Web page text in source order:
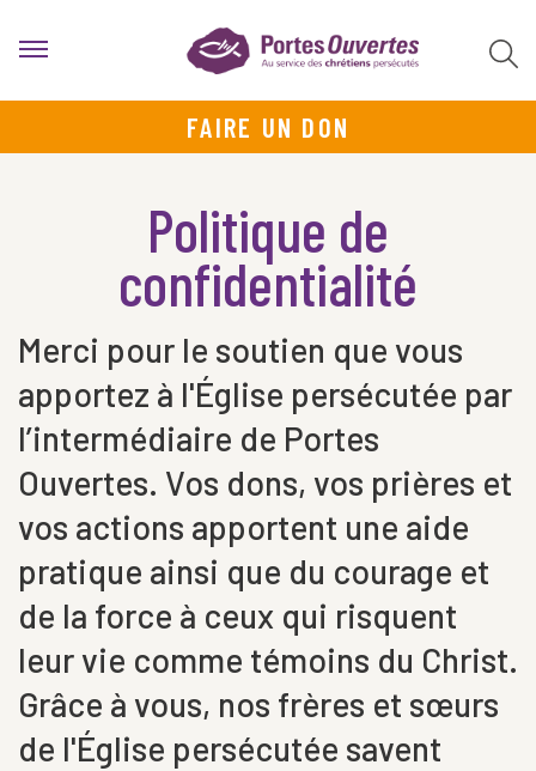
FAIRE UN DON
Politique de
confidentialité
Merci pour le soutien que vous
apportez à l'Église persécutée par
l’intermédiaire de Portes
Ouvertes. Vos dons, vos prières et
vos actions apportent une aide
pratique ainsi que du courage et
de la force à ceux qui risquent
leur vie comme témoins du Christ.
Grâce à vous, nos frères et sœurs
de l'Église persécutée savent